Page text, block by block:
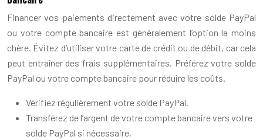
Financer vos paiements directement avec votre solde PayPal
ou votre compte bancaire est généralement l’option la moins
chère. Évitez d’utiliser votre carte de crédit ou de débit, car cela
peut entraîner des frais supplémentaires. Préférez votre solde
PayPal ou votre compte bancaire pour réduire les coûts.
Vérifiez régulièrement votre solde PayPal.
Transférez de l’argent de votre compte bancaire vers votre
solde PayPal si nécessaire.